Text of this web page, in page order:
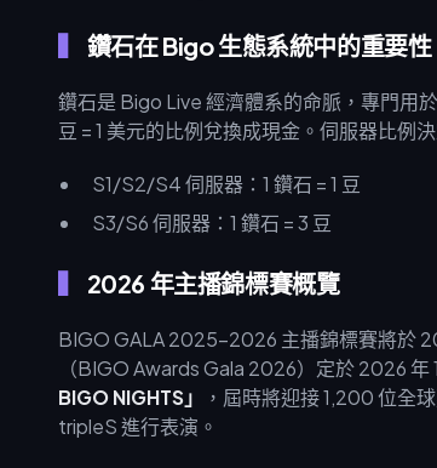
鑽石在 Bigo 生態系統中的重要性
鑽石是 Bigo Live 經濟體系的命脈，專門用
豆 = 1 美元的比例兌換成現金。伺服器比例
S1/S2/S4 伺服器：1 鑽石 = 1 豆
S3/S6 伺服器：1 鑽石 = 3 豆
2026 年主播錦標賽概覽
BIGO GALA 2025-2026 主播錦標賽將於
（BIGO Awards Gala 2026）定於 2026
BIGO NIGHTS」
，屆時將迎接 1,200 位全
tripleS 進行表演。